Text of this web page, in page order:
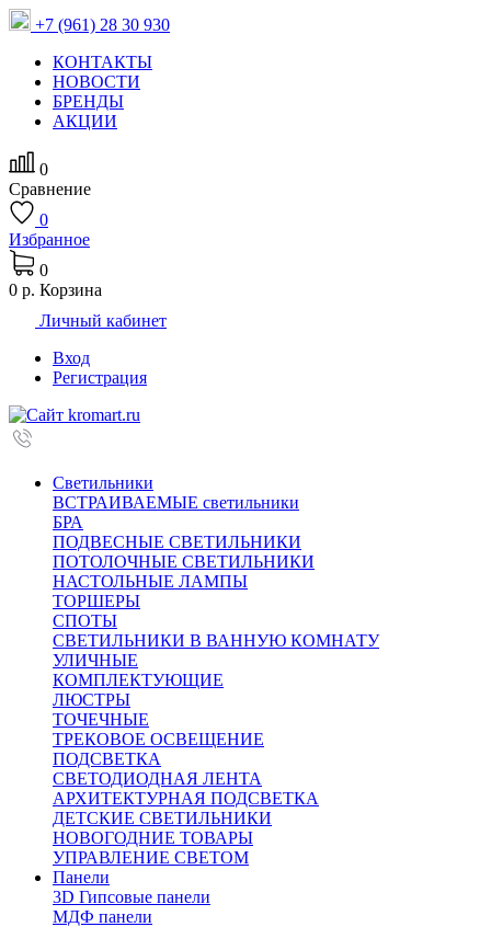
+7 (961) 28 30 930
КОНТАКТЫ
НОВОСТИ
БРЕНДЫ
АКЦИИ
0
Сравнение
0
Избранное
0
0 р. Корзина
Личный кабинет
Вход
Регистрация
Светильники
ВСТРАИВАЕМЫЕ светильники
БРА
ПОДВЕСНЫЕ СВЕТИЛЬНИКИ
ПОТОЛОЧНЫЕ СВЕТИЛЬНИКИ
НАСТОЛЬНЫЕ ЛАМПЫ
ТОРШЕРЫ
СПОТЫ
СВЕТИЛЬНИКИ В ВАННУЮ КОМНАТУ
УЛИЧНЫЕ
КОМПЛЕКТУЮЩИЕ
ЛЮСТРЫ
ТОЧЕЧНЫЕ
ТРЕКОВОЕ ОСВЕЩЕНИЕ
ПОДСВЕТКА
СВЕТОДИОДНАЯ ЛЕНТА
АРХИТЕКТУРНАЯ ПОДСВЕТКА
ДЕТСКИЕ СВЕТИЛЬНИКИ
НОВОГОДНИЕ ТОВАРЫ
УПРАВЛЕНИЕ СВЕТОМ
Панели
3D Гипсовые панели
МДФ панели